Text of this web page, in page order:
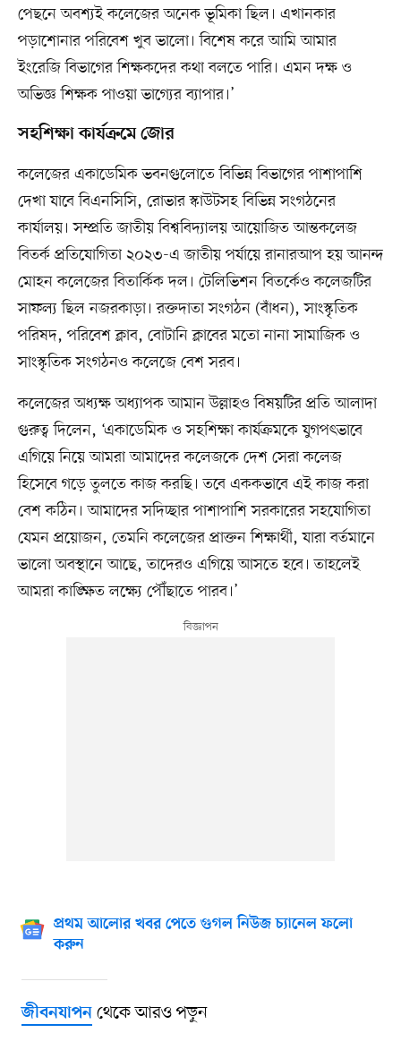
পেছনে অবশ্যই কলেজের অনেক ভূমিকা ছিল। এখানকার
পড়াশোনার পরিবেশ খুব ভালো। বিশেষ করে আমি আমার
ইংরেজি বিভাগের শিক্ষকদের কথা বলতে পারি। এমন দক্ষ ও
অভিজ্ঞ শিক্ষক পাওয়া ভাগ্যের ব্যাপার।’
সহশিক্ষা কার্যক্রমে জোর
কলেজের একাডেমিক ভবনগুলোতে বিভিন্ন বিভাগের পাশাপাশি
দেখা যাবে বিএনসিসি, রোভার স্কাউটসহ বিভিন্ন সংগঠনের
কার্যালয়। সম্প্রতি জাতীয় বিশ্ববিদ্যালয় আয়োজিত আন্তকলেজ
বিতর্ক প্রতিযোগিতা ২০২৩-এ জাতীয় পর্যায়ে রানারআপ হয় আনন্দ
মোহন কলেজের বিতার্কিক দল। টেলিভিশন বিতর্কেও কলেজটির
সাফল্য ছিল নজরকাড়া। রক্তদাতা সংগঠন (বাঁধন), সাংস্কৃতিক
পরিষদ, পরিবেশ ক্লাব, বোটানি ক্লাবের মতো নানা সামাজিক ও
সাংস্কৃতিক সংগঠনও কলেজে বেশ সরব।
কলেজের অধ্যক্ষ অধ্যাপক আমান উল্লাহও বিষয়টির প্রতি আলাদা
গুরুত্ব দিলেন, ‘একাডেমিক ও সহশিক্ষা কার্যক্রমকে যুগপৎভাবে
এগিয়ে নিয়ে আমরা আমাদের কলেজকে দেশ সেরা কলেজ
হিসেবে গড়ে তুলতে কাজ করছি। তবে এককভাবে এই কাজ করা
বেশ কঠিন। আমাদের সদিচ্ছার পাশাপাশি সরকারের সহযোগিতা
যেমন প্রয়োজন, তেমনি কলেজের প্রাক্তন শিক্ষার্থী, যারা বর্তমানে
ভালো অবস্থানে আছে, তাদেরও এগিয়ে আসতে হবে। তাহলেই
আমরা কাঙ্ক্ষিত লক্ষ্যে পৌঁছাতে পারব।’
প্রথম আলোর খবর পেতে গুগল নিউজ চ্যানেল ফলো
করুন
জীবনযাপনথেকে আরও পড়ুন